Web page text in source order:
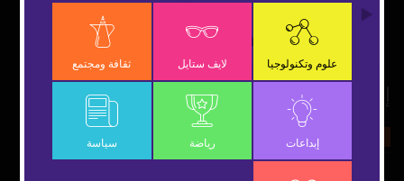
OK
إدمان لعبة ببجي.. كيف يعني؟
ثقافة ومجتمع
علوم وتكنولوجيا لايف ستايل ثقافة ومجتمع
إبداعات رياضة سياسة